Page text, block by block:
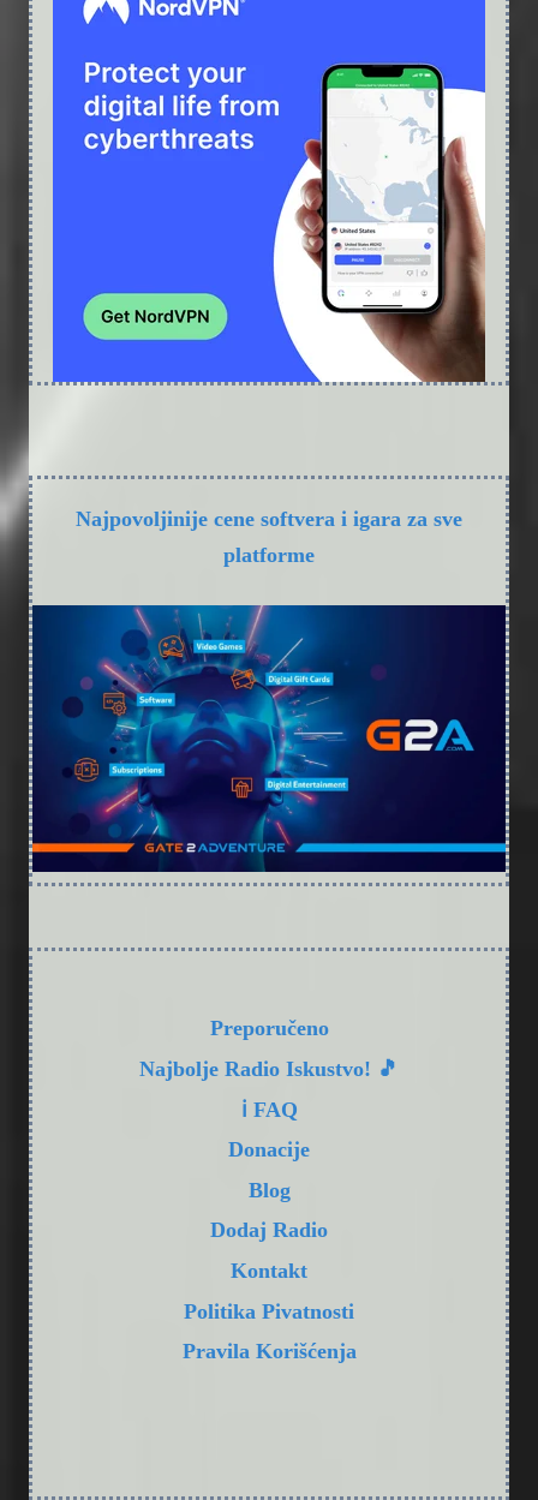
Najpovoljinije cene softvera i igara za sve
platforme
Preporučeno
Najbolje Radio Iskustvo! 🎵
ℹ️ FAQ
Donacije
Blog
Dodaj Radio
Kontakt
Politika Pivatnosti
Pravila Korišćenja